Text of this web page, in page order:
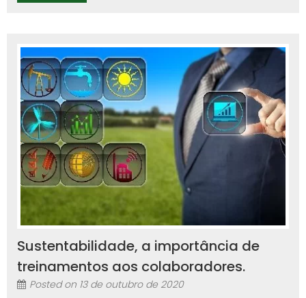
Sustentabilidade, a importância de
treinamentos aos colaboradores.
Posted on 13 de outubro de 2020